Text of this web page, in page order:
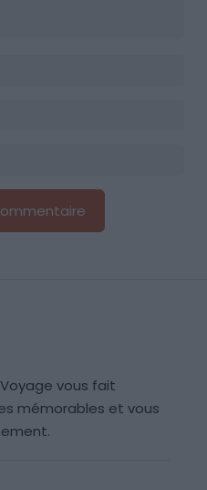
vous fait
mémorables et vous